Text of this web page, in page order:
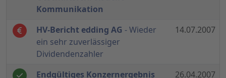
Kommunikation
HV-Bericht edding AG - Wieder
ein sehr zuverlässiger
Dividendenzahler
14.07.2007
Endgültiges Konzernergebnis 26.04.2007